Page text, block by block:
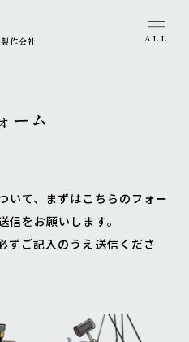
作会社
ビス
ALL
ーム
いて、まずはこちらのフォー
をお願いします。
ずご記入のうえ送信くださ